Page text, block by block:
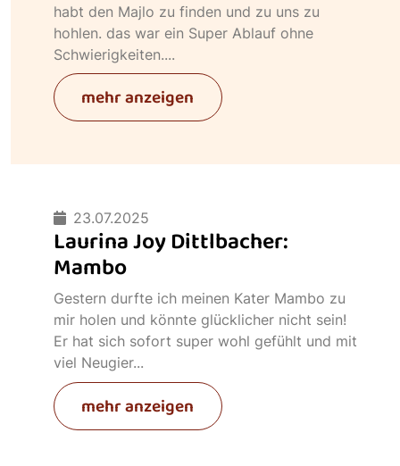
habt den Majlo zu finden und zu uns zu
hohlen. das war ein Super Ablauf ohne
Schwierigkeiten....
mehr anzeigen
23.07.2025
Laurina Joy Dittlbacher:
Mambo
Gestern durfte ich meinen Kater Mambo zu
mir holen und könnte glücklicher nicht sein!
Er hat sich sofort super wohl gefühlt und mit
viel Neugier...
mehr anzeigen